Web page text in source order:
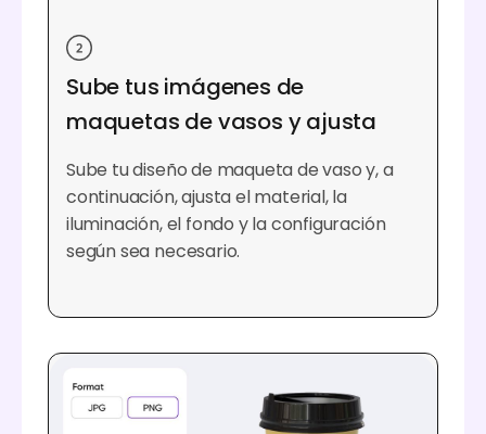
Sube tus imágenes de
maquetas de vasos y ajusta
Sube tu diseño de maqueta de vaso y, a
continuación, ajusta el material, la
iluminación, el fondo y la configuración
según sea necesario.